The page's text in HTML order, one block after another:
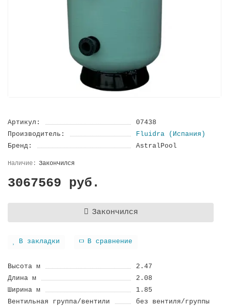
Артикул:
07438
Производитель:
Fluidra (Испания)
Бренд:
AstralPool
Закончился
3067569 руб.
Закончился
В закладки В сравнение
Высота м
2.47
Длина м
2.08
Ширина м
1.85
Вентильная группа/вентили
без вентиля/группы